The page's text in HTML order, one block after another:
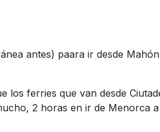
antes) paara ir desde
los ferries que van desde
2 horas en ir de Menorca